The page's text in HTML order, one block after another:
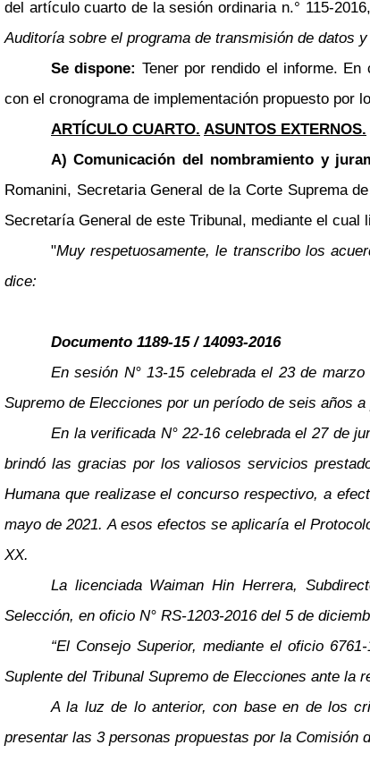
del artículo cuarto de la sesión ordinaria n.° 115-
Auditoría sobre el programa de transmisión de datos
Se dispone: Tener por rendido el informe.
con el cronograma de implementación propuesto por
ARTÍCULO CUARTO. ASUNTOS EXTERNOS.
A) Comunicación del nombramiento y
Romanini, Secretaria General de la Corte Suprema
Secretaría General de este Tribunal, mediante el cual
"Muy respetuosamente, le transcribo los
dice:
Documento 1189-15 / 14093-2016
En sesión N° 13-15 celebrada el 23 de
Supremo de Elecciones por un período de seis años
En la verificada N° 22-16 celebrada el 27 de
brindó las gracias por los valiosos servicios
Humana que realizase el concurso respectivo, a
mayo de 2021. A esos efectos se aplicaría el
XX.
La licenciada Waiman Hin Herrera,
Selección, en oficio N° RS-1203-2016 del 5 de
“El Consejo Superior, mediante el oficio
Suplente del Tribunal Supremo de Elecciones ante la
A la luz de lo anterior, con base en de los
presentar las 3 personas propuestas por la Comisión